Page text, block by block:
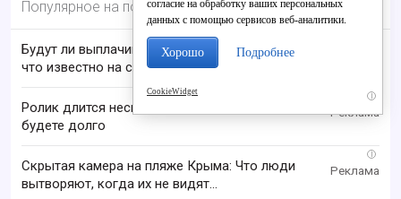
Популярное на портале
Будут ли выплачивать 13-ю пенсию в 2026 году:
что известно на сегодня
i
Ролик длится несколько секунд, а смеяться вы
будете долго
i
Скрытая камера на пляже Крыма: Что люди
вытворяют, когда их не видят...
согласие на обработку ваших персональных
данных с помощью сервисов веб-аналитики.
Хорошо Подробнее
CookieWidget